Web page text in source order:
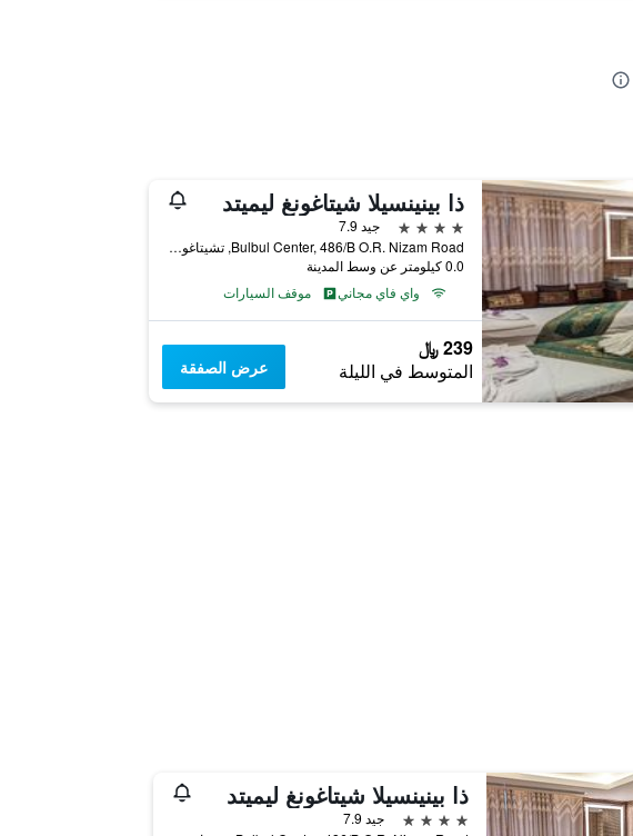
ذا بينينسيلا شيتاغونغ ليميتد
4 نجوم
جيد 7.9
Bulbul Center, 486/B O.R. Nizam Road, تشيتاغونغ, بنغلاديش
0.0 كيلومتر عن وسط المدينة
واي فاي مجاني
موقف السيارات
239 ﷼
المتوسط في الليلة عرض الصفقة
ذا بينينسيلا شيتاغونغ ليميتد
4 نجوم
جيد 7.9